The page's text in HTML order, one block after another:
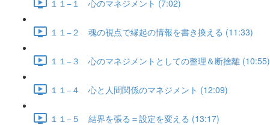
１１−１ 心のマネジメント (7:02)
１１−２ 魂の視点で縁起の情報を書き換える (11:33)
１１−３ 心のマネジメントとしての整理＆断捨離 (10:55)
１１−４ 心と人間関係のマネジメント (12:09)
１１−５ 結界を張る＝設定を変える (13:17)